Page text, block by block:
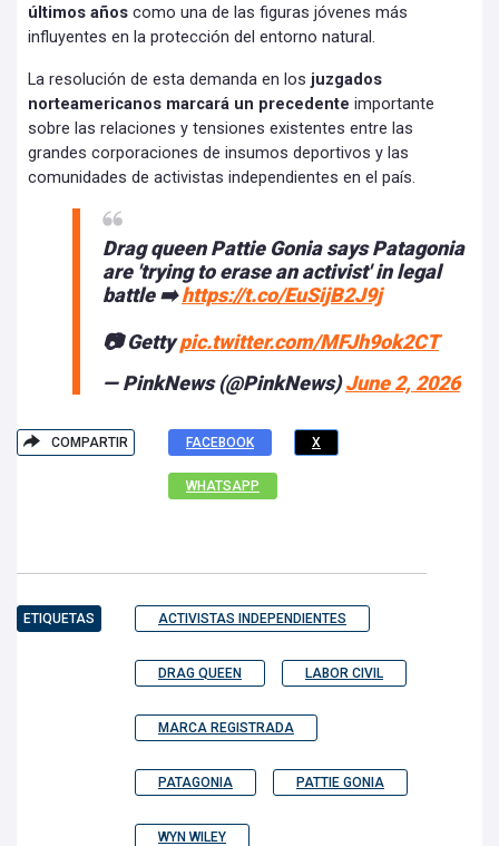
últimos años como una de las figuras jóvenes más
influyentes en la protección del entorno natural.
La resolución de esta demanda en los juzgados
norteamericanos marcará un precedente importante
sobre las relaciones y tensiones existentes entre las
grandes corporaciones de insumos deportivos y las
comunidades de activistas independientes en el país.
Drag queen Pattie Gonia says Patagonia
are 'trying to erase an activist' in legal
battle ➡️https://t.co/EuSijB2J9j
📷 Gettypic.twitter.com/MFJh9ok2CT
— PinkNews (@PinkNews)June 2, 2026
COMPARTIR FACEBOOK X
WHATSAPP
ETIQUETAS ACTIVISTAS INDEPENDIENTES
DRAG QUEEN LABOR CIVIL
MARCA REGISTRADA
PATAGONIA PATTIE GONIA
WYN WILEY